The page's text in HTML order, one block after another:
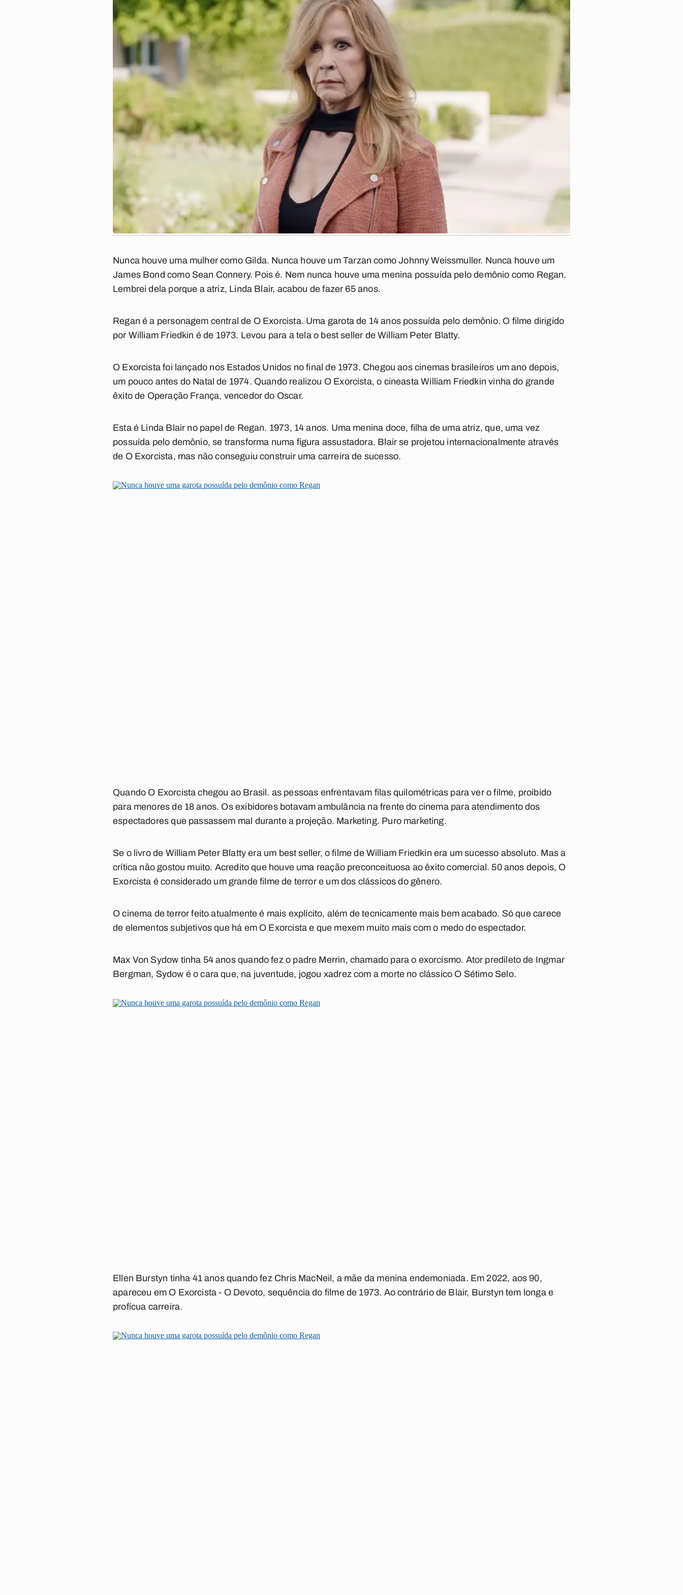
Nunca houve uma mulher como Gilda. Nunca houve um Tarzan como Johnny Weissmuller. Nunca houve um
James Bond como Sean Connery. Pois é. Nem nunca houve uma menina possuída pelo demônio como Regan.
Lembrei dela porque a atriz, Linda Blair, acabou de fazer 65 anos.
Regan é a personagem central de O Exorcista. Uma garota de 14 anos possuída pelo demônio. O filme dirigido
por William Friedkin é de 1973. Levou para a tela o best seller de William Peter Blatty.
O Exorcistafoi lançado nos Estados Unidos no final de 1973. Chegou aos cinemas brasileiros um ano depois,
um pouco antes do Natal de 1974. Quando realizou O Exorcista, o cineastaWilliam Friedkin vinha do grande
êxito de Operação França, vencedor do Oscar.
Esta é Linda Blair no papel de Regan. 1973, 14 anos. Uma menina doce, filha de uma atriz, que, uma vez
possuída pelo demônio, se transforma numa figura assustadora. Blair se projetou internacionalmente através
de O Exorcista, mas não conseguiu construir uma carreira de sucesso.
Quando O Exorcista chegou ao Brasil. as pessoas enfrentavam filas quilométricas para ver o filme, proibido
para menores de 18 anos. Os exibidores botavam ambulância na frente do cinema para atendimento dos
espectadores que passassem mal durante a projeção. Marketing. Puro marketing.
Se o livro de William Peter Blatty era um best seller, o filme de William Friedkin era um sucesso absoluto. Mas a
crítica não gostou muito. Acredito que houve uma reação preconceituosa ao êxito comercial. 50 anos depois, O
Exorcista é considerado um grande filme de terror e um dos clássicos do gênero.
O cinema de terror feito atualmente é mais explícito, além de tecnicamente mais bem acabado. Só que carece
de elementos subjetivos que há em O Exorcista e que mexem muito mais com o medo do espectador.
Max Von Sydow tinha 54 anos quando fez o padre Merrin, chamado para o exorcismo. Ator predileto de Ingmar
Bergman, Sydow é o cara que, na juventude, jogou xadrez com a morte no clássico O Sétimo Selo.
Ellen Burstyn tinha 41 anos quando fez Chris MacNeil, a mãe da menina endemoniada. Em 2022, aos 90,
apareceu em O Exorcista - O Devoto, sequência do filme de 1973. Ao contrário de Blair, Burstyn tem longa e
profícua carreira.